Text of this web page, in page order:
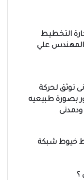
التخطيط
المهندس علي
توثق لحركة
بصورة طبيعيه
خيوط شبكة
؟